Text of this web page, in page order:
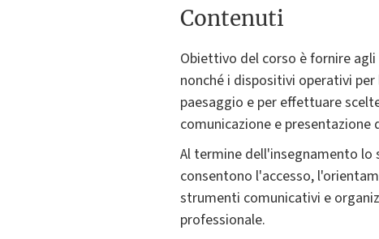
Contenuti
Obiettivo del corso è fornire
nonché i dispositivi operativi
paesaggio e per effettuare
comunicazione e
Al termine dell'insegnamento
consentono l'accesso,
strumenti comunicativi e
professionale.